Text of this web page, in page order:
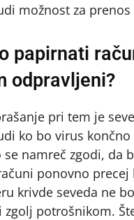
možnost za prenos
papirnati
odpravljeni?
pri tem je
ko bo virus končno
se namreč zgodi, da
ponovno precej
krivde seveda ne
zgolj potrošnikom.